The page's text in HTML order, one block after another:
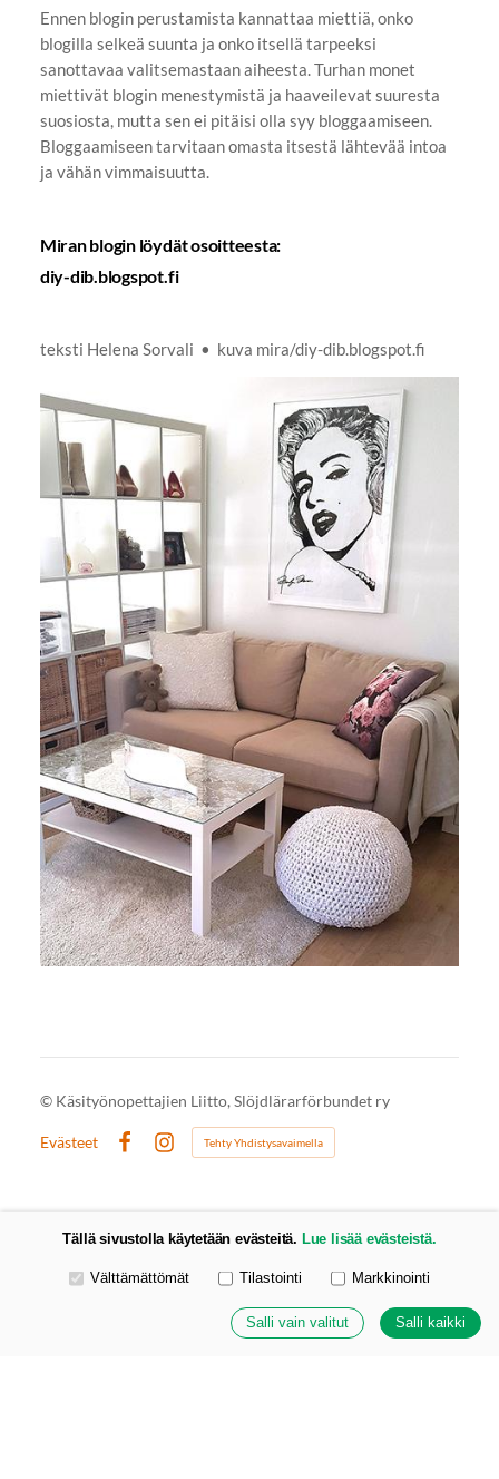
Ennen blogin perustamista kannattaa miettiä, onko
blogilla selkeä suunta ja onko itsellä tarpeeksi
sanottavaa valitsemastaan aiheesta. Turhan monet
miettivät blogin menestymistä ja haaveilevat suuresta
suosiosta, mutta sen ei pitäisi olla syy bloggaamiseen.
Bloggaamiseen tarvitaan omasta itsestä lähtevää intoa
ja vähän vimmaisuutta.
Miran blogin löydät osoitteesta:
diy-dib.blogspot.fi
teksti Helena Sorvali • kuva mira/diy-dib.blogspot.fi
© Käsityönopettajien Liitto, Slöjdlärarförbundet ry
Evästeet
Instagram
Tehty Yhdistysavaimella
Tällä sivustolla käytetään evästeitä. Lue lisää evästeistä.
Valitse käytettävät evästeet
Välttämättömät Tilastointi Markkinointi
Salli vain valitut Salli kaikki